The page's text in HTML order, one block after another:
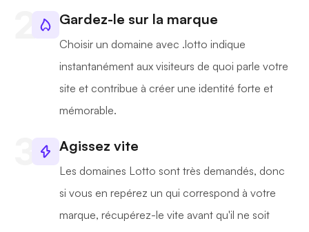
Gardez-le sur la marque
Choisir un domaine avec .lotto indique
instantanément aux visiteurs de quoi parle votre
site et contribue à créer une identité forte et
mémorable.
Agissez vite
Les domaines Lotto sont très demandés, donc
si vous en repérez un qui correspond à votre
marque, récupérez-le vite avant qu'il ne soit